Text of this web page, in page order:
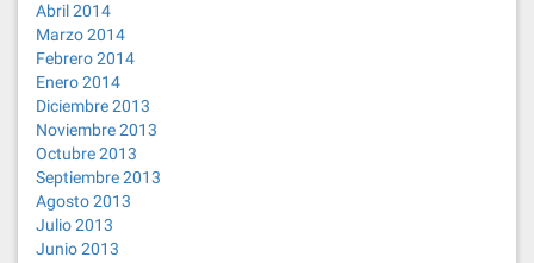
Abril 2014
Marzo 2014
Febrero 2014
Enero 2014
Diciembre 2013
Noviembre 2013
Octubre 2013
Septiembre 2013
Agosto 2013
Julio 2013
Junio 2013